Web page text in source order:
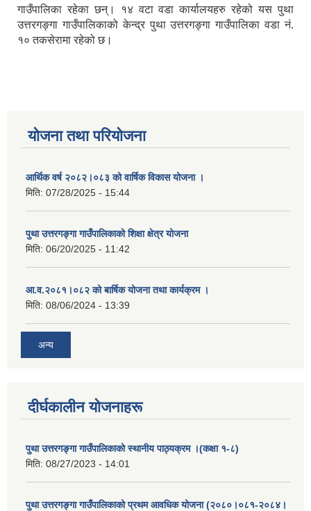
गाउँपालिका रहेका छन्। १४ वटा वडा कार्यालयहरु रहेको यस पुथा
उत्तरगङ्गा गाउँपालिकाको केन्द्र पुथा उत्तरगङ्गा गाउँपालिका वडा नं.
१० तकसेरामा रहेको छ।
योजना तथा परियोजना
आर्थिक वर्ष २०८२।०८३ को वार्षिक विकास योजना ।
मिति: 07/28/2025 - 15:44
पुथा उत्तरगङ्गा गाउँपालिकाको शिक्षा क्षेत्र योजना
मिति: 06/20/2025 - 11:42
आ.व.२०८१।०८२ को बार्षिक योजना तथा कार्यक्रम ।
मिति: 08/06/2024 - 13:39
अन्य
दीर्घकालीन योजनाहरू
पुथा उत्तरगङ्गा गाउँपालिकाको स्थानीय पाठ्यक्रम ।(कक्षा १-८)
मिति: 08/27/2023 - 14:01
पुथा उत्तरगङ्गा गाउँपालिकाको प्रथम आवधिक योजना (२०८०।०८१-२०८४।